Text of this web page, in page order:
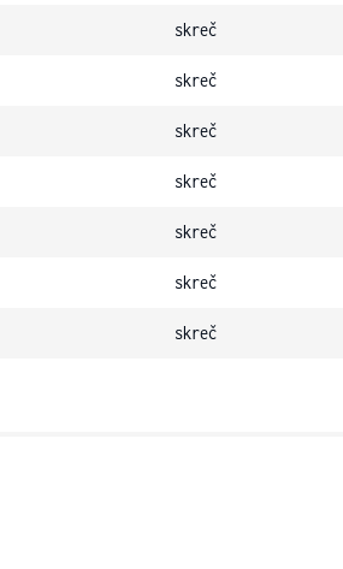
skreč
skreč
skreč
skreč
skreč
skreč
skreč